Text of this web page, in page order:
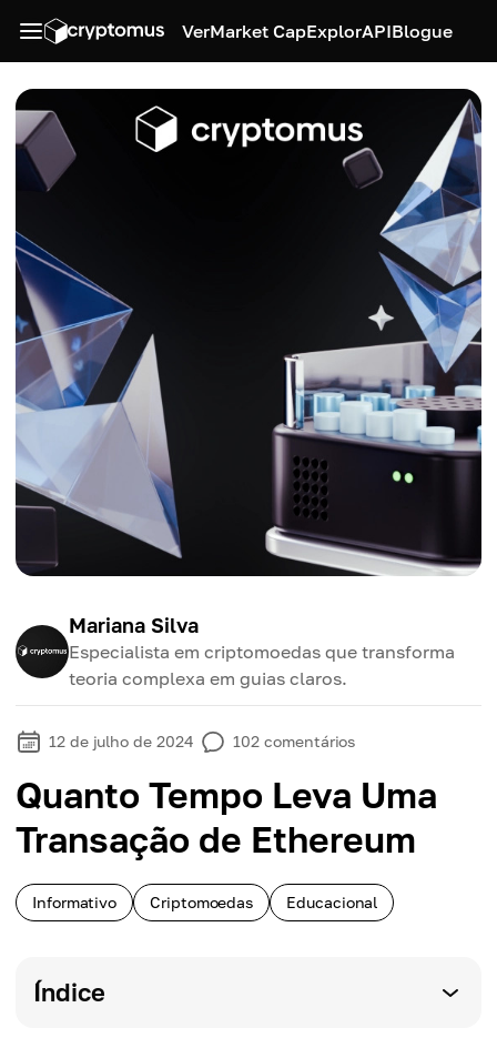
VerMarket CapExplorAPIBlogue
Mariana Silva
Especialista em criptomoedas que transforma
teoria complexa em guias claros.
12 de julho de 2024 102 comentários
Quanto Tempo Leva Uma
Transação de Ethereum
Informativo Criptomoedas Educacional
Índice